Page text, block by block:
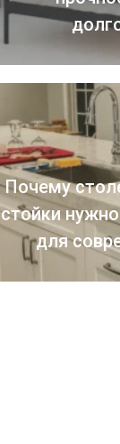
Почему
стойки
для